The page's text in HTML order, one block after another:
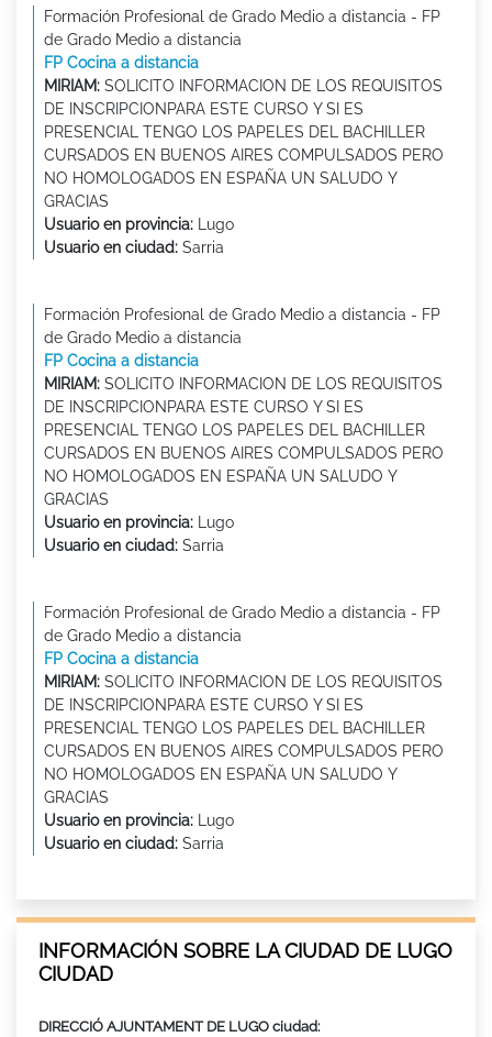
Formación Profesional de Grado Medio a distancia - FP
de Grado Medio a distancia
FP Cocina a distancia
MIRIAM: SOLICITO INFORMACION DE LOS REQUISITOS
DE INSCRIPCIONPARA ESTE CURSO Y SI ES
PRESENCIAL TENGO LOS PAPELES DEL BACHILLER
CURSADOS EN BUENOS AIRES COMPULSADOS PERO
NO HOMOLOGADOS EN ESPAÑA UN SALUDO Y
GRACIAS
Usuario en provincia: Lugo
Usuario en ciudad: Sarria
Formación Profesional de Grado Medio a distancia - FP
de Grado Medio a distancia
FP Cocina a distancia
MIRIAM: SOLICITO INFORMACION DE LOS REQUISITOS
DE INSCRIPCIONPARA ESTE CURSO Y SI ES
PRESENCIAL TENGO LOS PAPELES DEL BACHILLER
CURSADOS EN BUENOS AIRES COMPULSADOS PERO
NO HOMOLOGADOS EN ESPAÑA UN SALUDO Y
GRACIAS
Usuario en provincia: Lugo
Usuario en ciudad: Sarria
Formación Profesional de Grado Medio a distancia - FP
de Grado Medio a distancia
FP Cocina a distancia
MIRIAM: SOLICITO INFORMACION DE LOS REQUISITOS
DE INSCRIPCIONPARA ESTE CURSO Y SI ES
PRESENCIAL TENGO LOS PAPELES DEL BACHILLER
CURSADOS EN BUENOS AIRES COMPULSADOS PERO
NO HOMOLOGADOS EN ESPAÑA UN SALUDO Y
GRACIAS
Usuario en provincia: Lugo
Usuario en ciudad: Sarria
INFORMACIÓN SOBRE LA CIUDAD DE LUGO
CIUDAD
DIRECCIÓ AJUNTAMENT DE LUGO ciudad: